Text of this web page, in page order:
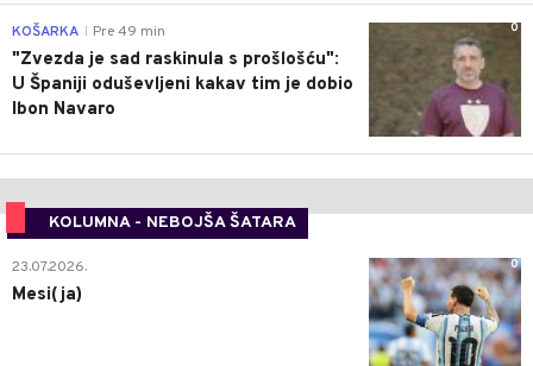
0
KOŠARKA Pre 49 min
"Zvezda je sad raskinula s prošlošću":
U Španiji oduševljeni kakav tim je dobio
Ibon Navaro
KOLUMNA - NEBOJŠA ŠATARA
0
23.07.2026.
Mesi(ja)